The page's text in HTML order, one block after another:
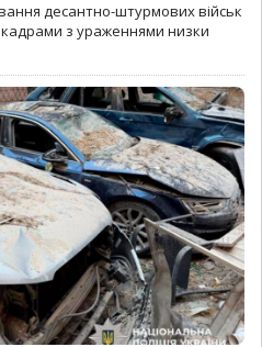
десантно-штурмових військ
з ураженнями низки